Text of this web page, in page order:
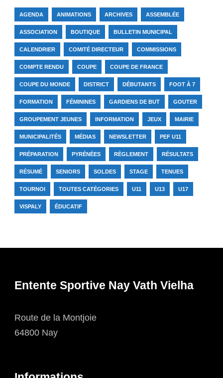
AGENDA ANIMATIONS ARCHIVES ASSEMBLÉE
ASSOCIATION BOUTIQUE BULLETIN MUNICIPAL
CALENDRIER COMITÉ DIRECTEUR COMMISSIONS
COMPTE RENDU COUPE COUPE DE FRANCE
COUPE DU MONDE DISTRICT DÉBUTANTS FOOT À 7
FORMATION FÉMININES GARDIENS DE BUT GOUTER
GROUPEMENT JEUNES INFORMATION JEUX MAIRIE
MUNICIPALITÉS MÉDIAS NEWSLETTER PEF U11
PRÉPARATION PYRÉNÉES RÈGLEMENT RÉSULTATS
RÉSUMÉ SENIORS SOLDES STAGE TENUES
TOURNOI TOUTES CATÉGORIES U11 U13 U17
VISPALY ÉDUCATIF
Entente Sportive Nay Vath Vielha
Route de la Montjoie
64800 Nay